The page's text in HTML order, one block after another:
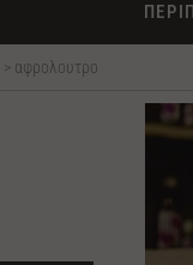
> αφρολουτρο